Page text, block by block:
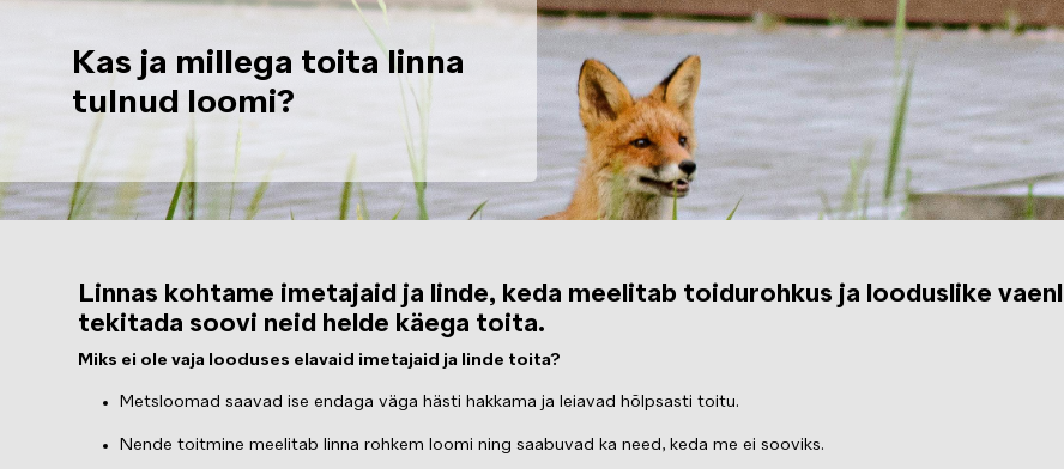
Kas ja millega toita linna
tulnud loomi?
Linnas kohtame imetajaid ja linde, keda meelitab toidurohkus ja looduslike
tekitada soovi neid helde käega toita.
Miks ei ole vaja looduses elavaid imetajaid ja linde toita?
Metsloomad saavad ise endaga väga hästi hakkama ja leiavad hõlpsasti toitu.
Nende toitmine meelitab linna rohkem loomi ning saabuvad ka need, keda me ei sooviks.